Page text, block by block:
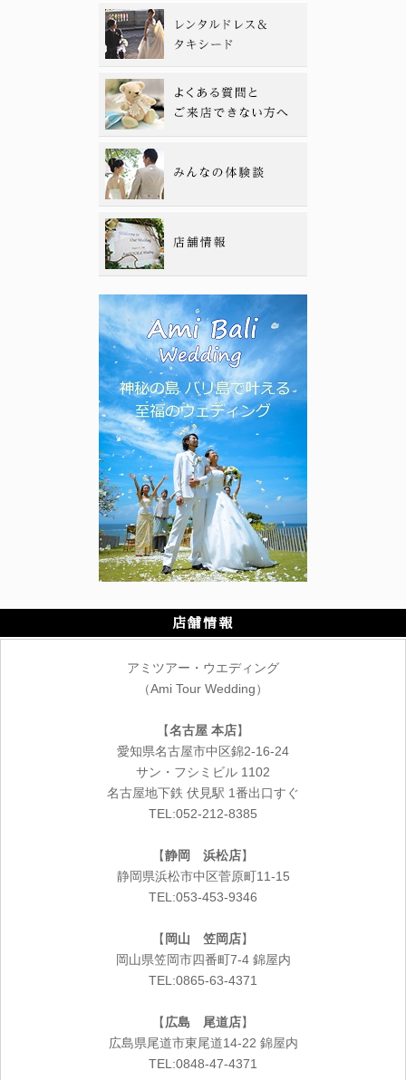
店舗情報
アミツアー・ウエディング
（Ami Tour Wedding）
【名古屋 本店】
愛知県名古屋市中区錦2-16-24
サン・フシミビル 1102
名古屋地下鉄 伏見駅 1番出口すぐ
TEL:052-212-8385
【静岡 浜松店】
静岡県浜松市中区菅原町11-15
TEL:053-453-9346
【 岡山 笠岡店】
岡山県笠岡市四番町7-4 錦屋内
TEL:0865-63-4371
【広島 尾道店】
広島県尾道市東尾道14-22 錦屋内
TEL:0848-47-4371